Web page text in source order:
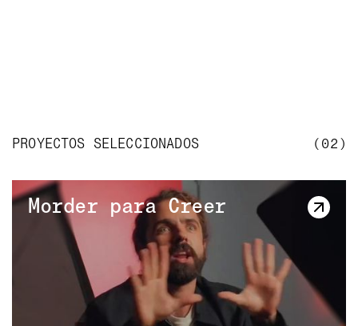
PROYECTOS SELECCIONADOS (02)
Morder para Creer
Morder para Creer